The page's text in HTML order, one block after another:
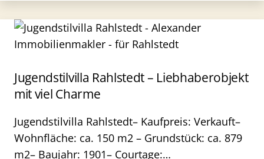
Jugendstilvilla Rahlstedt – Liebhaberobjekt
mit viel Charme
Jugendstilvilla Rahlstedt– Kaufpreis: Verkauft–
Wohnfläche: ca. 150 m2 – Grundstück: ca. 879
m2– Baujahr: 1901– Courtage:…